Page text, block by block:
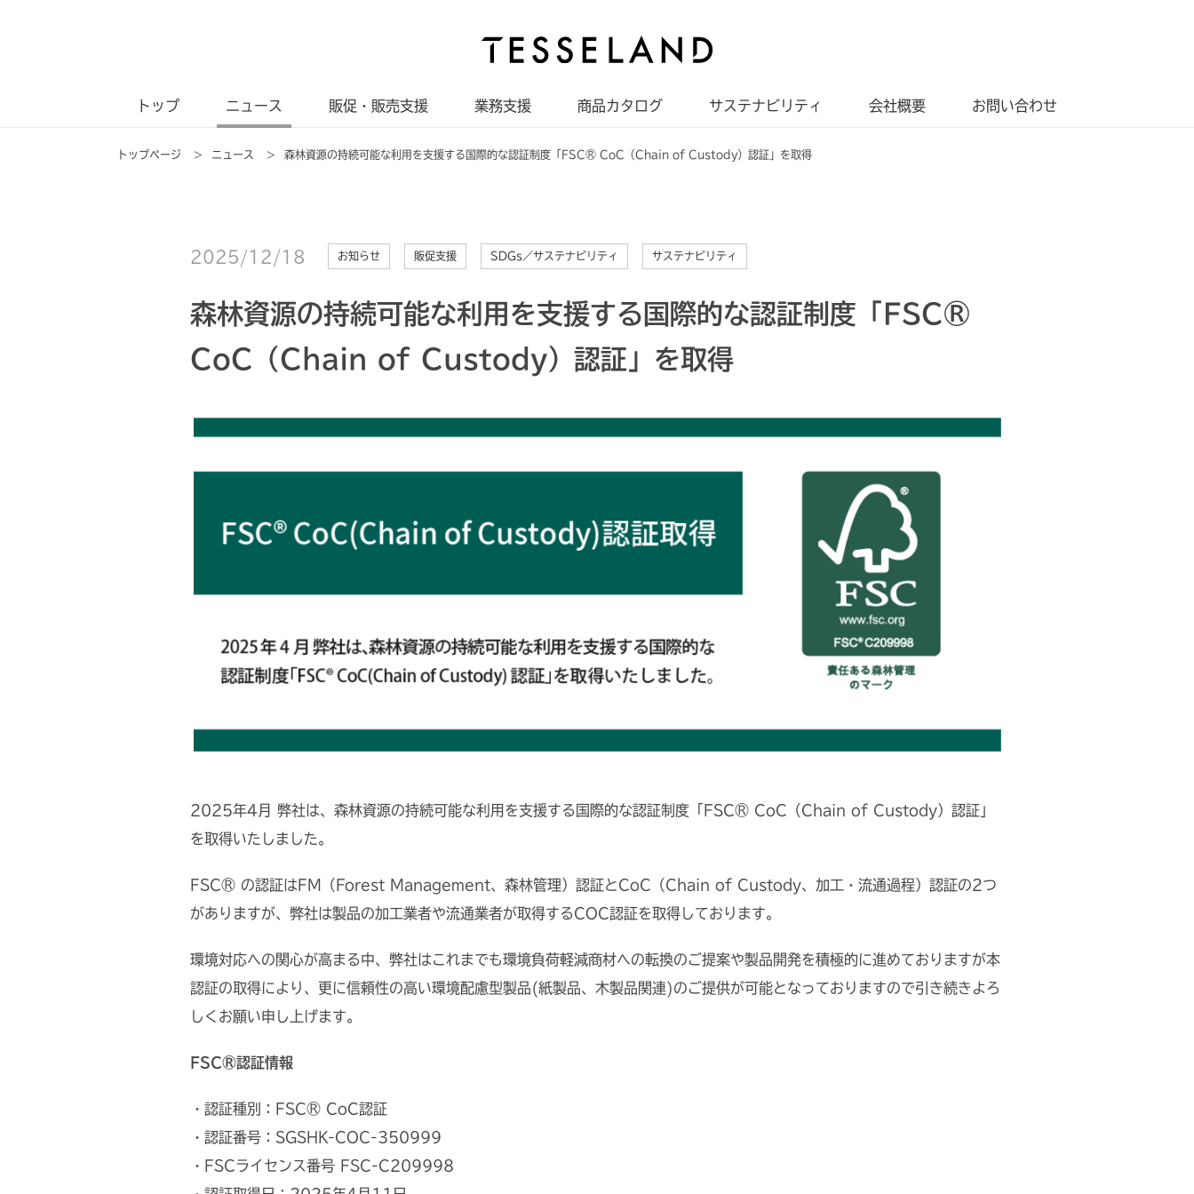
トップ ニュース 販促・販売支援 業務支援 商品カタログ サステナビリティ 会社概要 お問い合わせ
トップページ > ニュース > 森林資源の持続可能な利用を支援する国際的な認証制度「FSC® CoC（Chain of Custody）認証」を取得
2025/12/18 お知らせ 販促支援 SDGs／サステナビリティ サステナビリティ
森林資源の持続可能な利用を支援する国際的な認証制度「FSC®
CoC（Chain of Custody）認証」を取得
2025年4月 弊社は、森林資源の持続可能な利用を支援する国際的な認証制度「FSC® CoC（Chain of Custody）認証」
を取得いたしました。
FSC® の認証はFM（Forest Management、森林管理）認証とCoC（Chain of Custody、加工・流通過程）認証の2つ
がありますが、弊社は製品の加工業者や流通業者が取得するCOC認証を取得しております。
環境対応への関心が高まる中、弊社はこれまでも環境負荷軽減商材への転換のご提案や製品開発を積極的に進めておりますが本
認証の取得により、更に信頼性の高い環境配慮型製品(紙製品、木製品関連)のご提供が可能となっておりますので引き続きよろ
しくお願い申し上げます。
FSC®認証情報
・認証種別：FSC® CoC認証
・認証番号：SGSHK-COC-350999
・FSCライセンス番号 FSC-C209998